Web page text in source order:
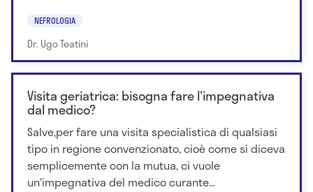
NEFROLOGIA
Dr. Ugo Teatini
Visita geriatrica: bisogna fare l'impegnativa
dal medico?
Salve,per fare una visita specialistica di qualsiasi
tipo in regione convenzionato, cioè come si diceva
semplicemente con la mutua, ci vuole
un'impegnativa del medico curante...